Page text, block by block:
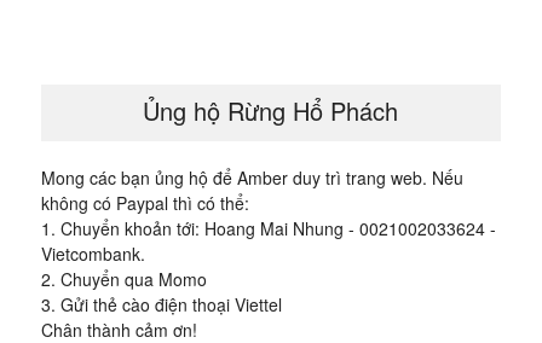
Ủng hộ Rừng Hổ Phách
Mong các bạn ủng hộ để Amber duy trì trang web. Nếu
không có Paypal thì có thể:
1. Chuyển khoản tới: Hoang Mai Nhung - 0021002033624 -
Vietcombank.
2. Chuyển qua Momo
3. Gửi thẻ cào điện thoại Viettel
Chân thành cảm ơn!